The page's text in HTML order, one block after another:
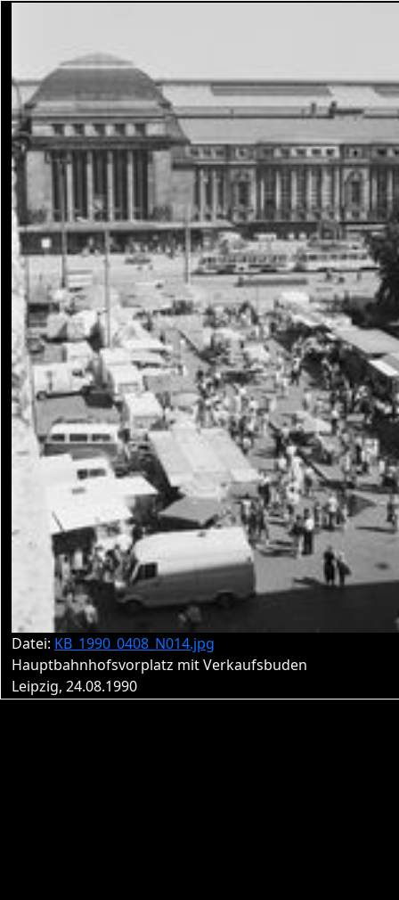
Datei: KB_1990_0408_N014.jpg
Hauptbahnhofsvorplatz mit Verkaufsbuden
Leipzig, 24.08.1990